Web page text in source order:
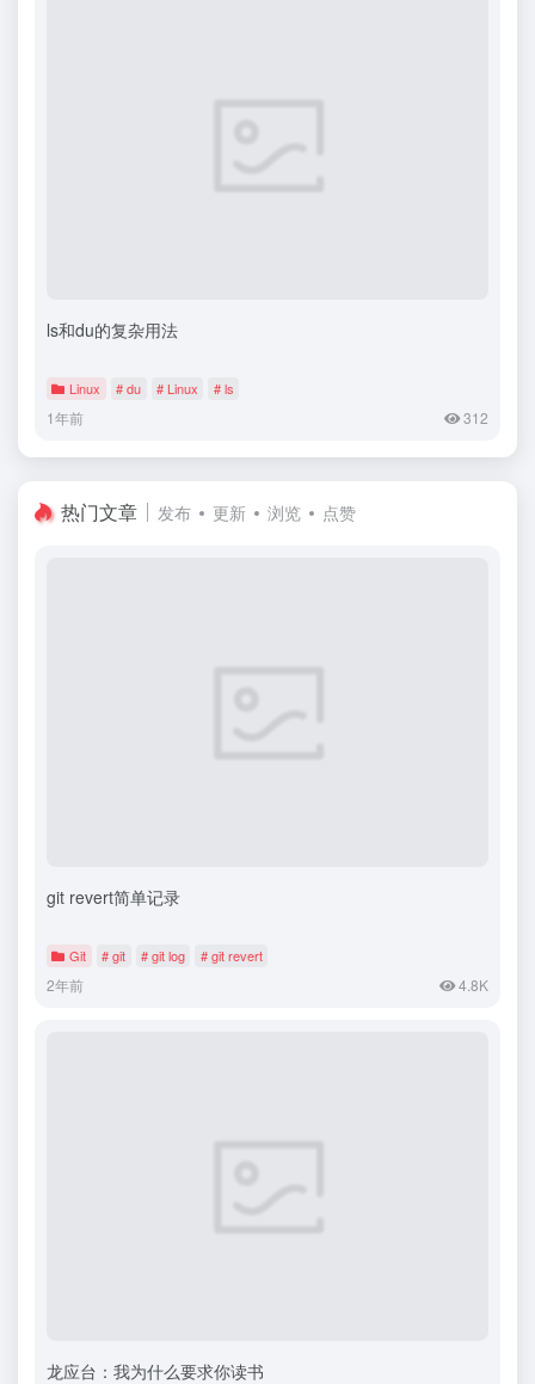
ls和du的复杂用法
Linux # du # Linux # ls
1年前 312
热门文章 发布 更新 浏览 点赞
git revert简单记录
Git # git # git log # git revert
2年前 4.8K
龙应台：我为什么要求你读书